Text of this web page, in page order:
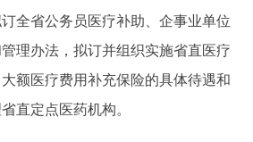
全省公务员医疗补助、企事业单位
理办法，拟订并组织实施省直医疗
额医疗费用补充保险的具体待遇和
直定点医药机构。